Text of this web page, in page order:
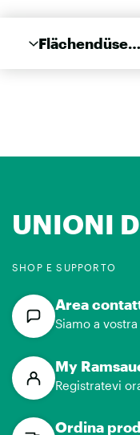
Flächendüse
UNIONI
SHOP E SUPPORTO
Area
Siamo a
My
Registratevi
Ordina